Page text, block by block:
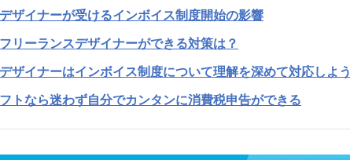
ザイナーが受けるインボイス制度開始の影響
リーランスデザイナーができる対策は？
ザイナーはインボイス制度について理解を深めて対応しよう
トなら迷わず自分でカンタンに消費税申告ができる